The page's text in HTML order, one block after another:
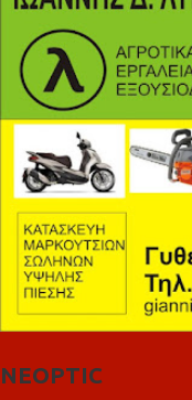
NEOPTIC